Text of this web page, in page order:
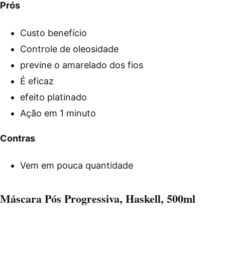
Prós
Custo benefício
Controle de oleosidade
previne o amarelado dos fios
É eficaz
efeito platinado
Ação em 1 minuto
Contras
Vem em pouca quantidade
Máscara Pós Progressiva, Haskell, 500ml